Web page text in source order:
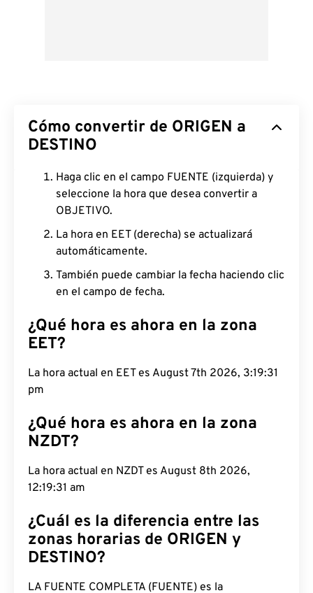
Cómo convertir de ORIGEN a
DESTINO
Haga clic en el campo FUENTE (izquierda) y
seleccione la hora que desea convertir a
OBJETIVO.
La hora en EET (derecha) se actualizará
automáticamente.
También puede cambiar la fecha haciendo clic
en el campo de fecha.
¿Qué hora es ahora en la zona
EET?
La hora actual en EET es August 7th 2026, 3:19:32
pm
¿Qué hora es ahora en la zona
NZDT?
La hora actual en NZDT es August 8th 2026,
12:19:32 am
¿Cuál es la diferencia entre las
zonas horarias de ORIGEN y
DESTINO?
LA FUENTE COMPLETA (FUENTE) es la